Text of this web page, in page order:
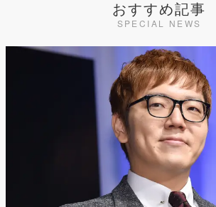
おすすめ記事
SPECIAL NEWS